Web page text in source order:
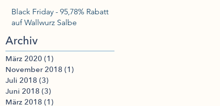
schauen.
Black Friday - 95,78% Rabatt
auf Wallwurz Salbe
Archiv
März 2020 (1)
November 2018 (1)
Juli 2018 (3)
Juni 2018 (3)
März 2018 (1)